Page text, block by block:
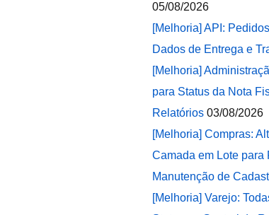
05/08/2026
[Melhoria] API:
Dados de Entrega e
[Melhoria]
para Status da Nota
Relatórios 03/08/2026
[Melhoria] Compras:
Camada em Lote para
Manutenção de
[Melhoria] Varejo: